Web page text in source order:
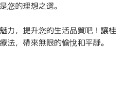
您的理想之選。
力，提升您的生活品質吧！讓桂
法，帶來無限的愉悅和平靜。